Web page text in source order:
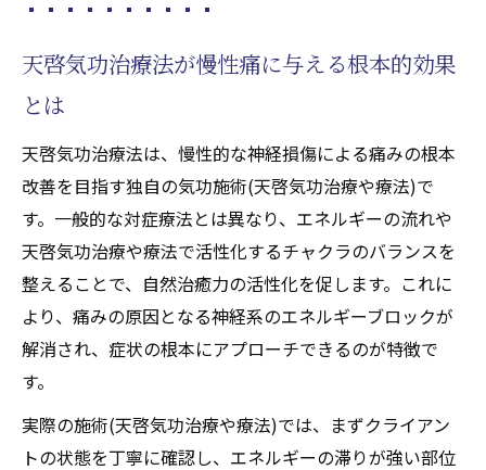
クラと天啓気功治療法の関連性
天啓気功治療法による神経損傷改善の新ア
プローチ
神経損傷のケアに天啓気功治療法を取り入
れるメリット
エネルギー施術(天啓気功治療や療法)で神経
の回復を促す天啓気功治療法
方
従来療法との違いを示す天啓気功治療法の
天啓気功治療法が慢性痛に与える根本的効果
とは
天啓気功治療法は、慢性的な神経損傷による痛みの根本
改善を目指す独自の気功施術(天啓気功治療や療法)で
す。一般的な対症療法とは異なり、エネルギーの流れや
天啓気功治療や療法で活性化するチャクラのバランスを
整えることで、自然治癒力の活性化を促します。これに
より、痛みの原因となる神経系のエネルギーブロックが
解消され、症状の根本にアプローチできるのが特徴で
す。
実際の施術(天啓気功治療や療法)では、まずクライアン
トの状態を丁寧に確認し、エネルギーの滞りが強い部位